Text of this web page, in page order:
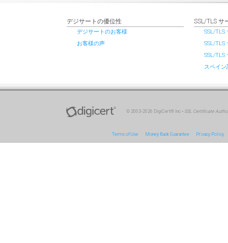
デジサートの優位性
デジサートのお客様
お客様の声
SSL/TLS サ
SSL/TLS
SSL/TLS
SSL/TLS
スペイン
© 2003-2026 DigiCert® Inc • SSL Certificate
Terms of Use Money Back Guarantee Privacy Policy